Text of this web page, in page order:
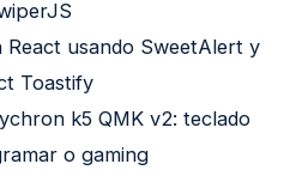
usando SweetAlert y
Toastify
k5 QMK v2: teclado
o gaming